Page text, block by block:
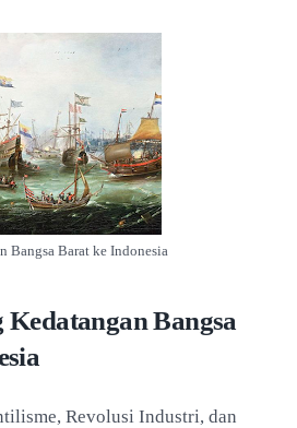
Bangsa Barat ke Indonesia
Bangsa
Revolusi Industri, dan